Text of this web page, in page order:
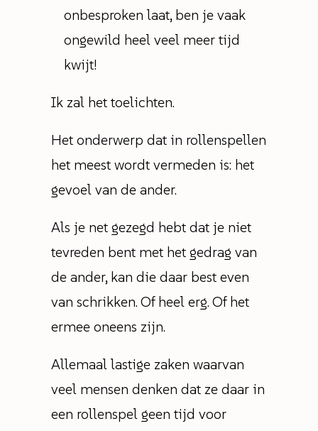
onbesproken laat, ben je vaak
ongewild heel veel meer tijd
kwijt!
Ik zal het toelichten.
Het onderwerp dat in rollenspellen
het meest wordt vermeden is: het
gevoel van de ander.
Als je net gezegd hebt dat je niet
tevreden bent met het gedrag van
de ander, kan die daar best even
van schrikken. Of heel erg. Of het
ermee oneens zijn.
Allemaal lastige zaken waarvan
veel mensen denken dat ze daar in
een rollenspel geen tijd voor